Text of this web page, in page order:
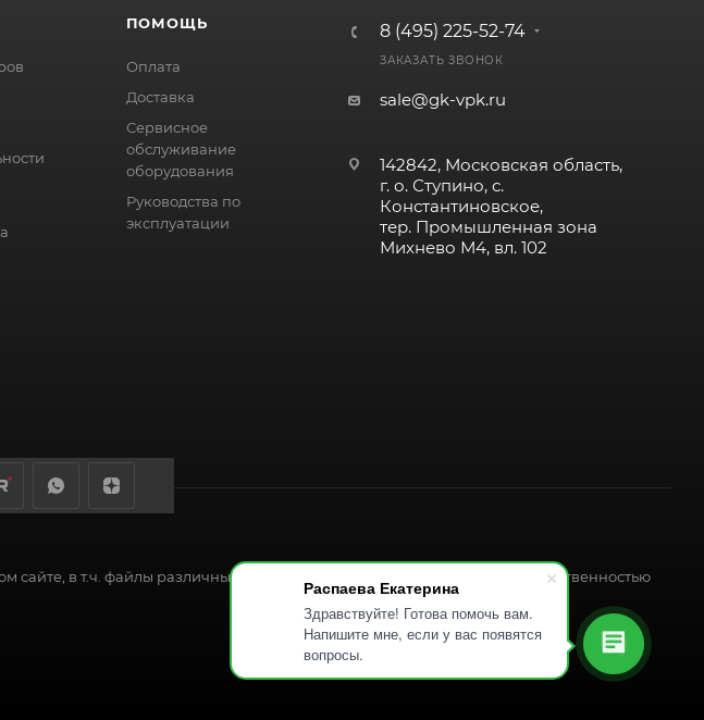
Распаева Екатерина
Здравствуйте! Готова помочь вам.
Напишите мне, если у вас появятся
вопросы.
ПОМОЩЬ
Оплата
Доставка
Сервисное
обслуживание
оборудования
Руководства по
эксплуатации
8 (495) 225-52-74
ЗАКАЗАТЬ ЗВОНОК
sale@gk-vpk.ru
142842, Московская область,
г. о. Ступино, с.
Константиновское,
тер. Промышленная зона
Михнево М4, вл. 102
в т.ч. файлы различных форматов, является интеллектуальной собственностью